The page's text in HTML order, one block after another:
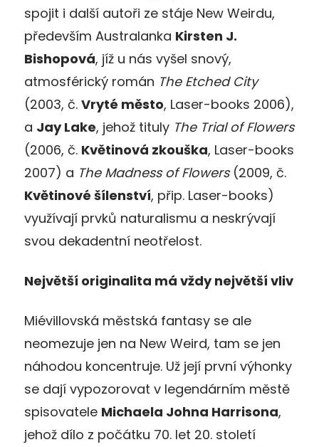
spojit i další autoři ze stáje New Weirdu,
především Australanka Kirsten J.
Bishopová, jíž u nás vyšel snový,
atmosférický román The Etched City
(2003, č. Vryté město, Laser-books 2006),
a Jay Lake, jehož tituly The Trial of Flowers
(2006, č. Květinová zkouška, Laser-books
2007) a The Madness of Flowers(2009, č.
Květinové šílenství, přip. Laser-books)
využívají prvků naturalismu a neskrývají
svou dekadentní neotřelost.
Největší originalita má vždy největší vliv
Miévillovská městská fantasy se ale
neomezuje jen na New Weird, tam se jen
náhodou koncentruje. Už její první výhonky
se dají vypozorovat v legendárním městě
spisovatele Michaela Johna Harrisona,
jehož dílo z počátku 70. let 20. století